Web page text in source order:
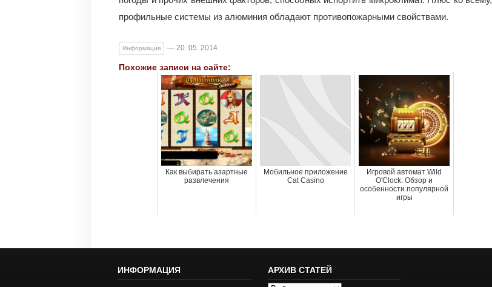
профильные системы из алюминия обладают противопожарными свойствами.
Информация — 20. 05. 2014
Похожие записи на сайте:
Как выбирать азартные
развлечения
Мобильное приложение
Cat Casino
Игровой автомат Wild
O'Clock: Обзор и
особенности популярной
игры
ИНФОРМАЦИЯ АРХИВ СТАТЕЙ